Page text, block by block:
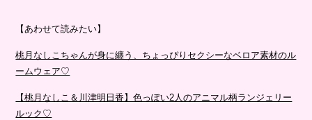
【あわせて読みたい】
桃月なしこちゃんが身に纏う、ちょっぴりセクシーなベロア素材のル
ームウェア♡
【桃月なしこ＆川津明日香】色っぽい2人のアニマル柄ランジェリー
ルック♡